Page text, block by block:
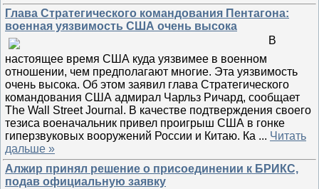
Глава Стратегического командования Пентагона:
военная уязвимость США очень высока
В
настоящее время США куда уязвимее в военном
отношении, чем предполагают многие. Эта уязвимость
очень высока. Об этом заявил глава Стратегического
командования США адмирал Чарльз Ричард, сообщает
The Wall Street Journal. В качестве подтверждения своего
тезиса военачальник привел проигрыш США в гонке
гиперзвуковых вооружений России и Китаю. Ка ... Читать
дальше »
Алжир принял решение о присоединении к БРИКС,
подав официальную заявку